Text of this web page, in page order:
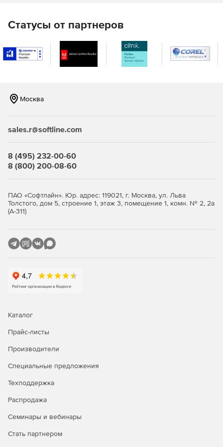
филиалами, фильтрацию результатов и многое другое.
активов, доменам, ошибкам при сканировании (Faulty),
типам аппаратного и программного обеспечения,
наличию лицензий, по пользователям, результатам
документацию, фиксировать начало и окончание
Управление программными пакетами.
Управление SWID Tag Products, App-V Packages,
XenApps.
Управление физическими и виртуальными
Пользовательские свойства для лицензий и
продуктов.
Метрика: на одного пользователя, нескольких
Статусы от партнеров
Москва
sales.r@softline.com
8 (495) 232-00-60
8 (800) 200-08-60
ПАО «Софтлайн». Юр. адрес: 119021, г. Москва, ул. Льва
Толстого, дом 5, строение 1, этаж 3, помещение 1, комн. № 2, 2а
(А-311)
Каталог
Прайс-листы
Производители
Специальные предложения
Техподдержка
Распродажа
Семинары и вебинары
Стать партнером